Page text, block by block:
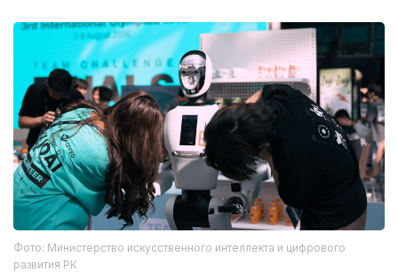
Фото: Министерство искусственного интеллекта и цифрового
развития РК